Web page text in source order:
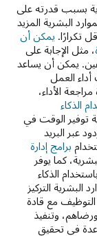
بسبب قدرته على
البشرية المزيد
تكرارًا. يمكن أن
، مثل الإجابة على
يمكن أن يساعد
العمل
الأداء،
الذكاء
توفير الوقت في
عبر البريد
برامج إدارة
كما يوفر
الذكاء
التركيز
مع قادة
وتنفيذ
في تحقيق